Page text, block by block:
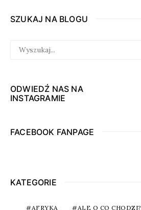
SZUKAJ NA BLOGU
FOR:
ODWIEDŹ NAS NA
INSTAGRAMIE
FACEBOOK FANPAGE
KATEGORIE
AFRYKA ALE O CO CHODZI?